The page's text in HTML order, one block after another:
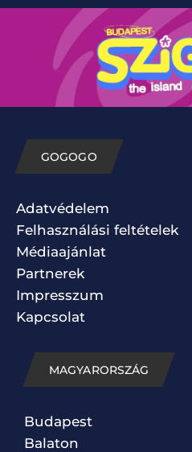
GOGOGO
Adatvédelem
Felhasználási feltételek
Médiaajánlat
Partnerek
Impresszum
Kapcsolat
MAGYARORSZÁG
Budapest
Balaton